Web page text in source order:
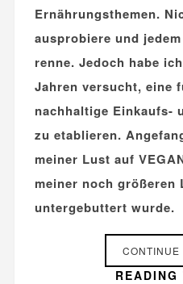
Ernährungsthemen.
ausprobiere und
renne. Jedoch habe
Jahren versucht, eine
nachhaltige Einkaufs-
zu etablieren.
meiner Lust auf
meiner noch größeren
untergebuttert wurde.
CONTINUE